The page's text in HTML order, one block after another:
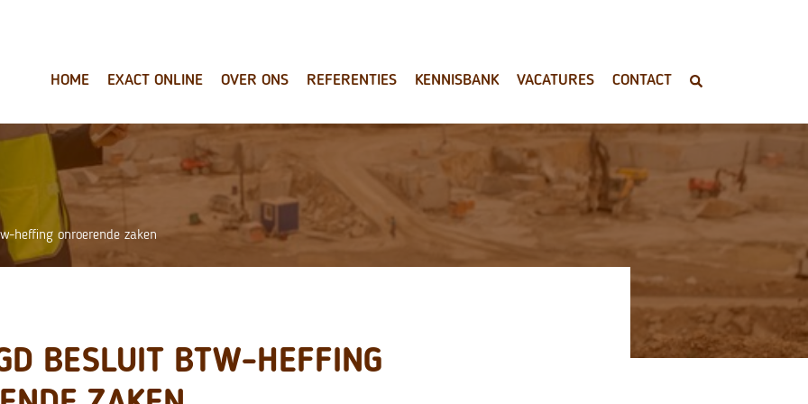
HOME EXACT ONLINE OVER ONS REFERENTIES KENNISBANK VACATURES CONTACT
heffing onroerende zaken
BESLUIT BTW-HEFFING